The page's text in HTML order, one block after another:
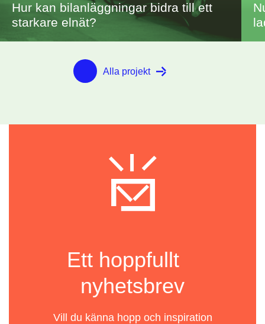
Hur kan bilanläggningar bidra till ett
starkare elnät?
Alla projekt
Ett hoppfullt
nyhetsbrev
Vill du känna hopp och inspiration